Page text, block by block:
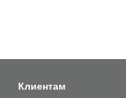
Клиентам